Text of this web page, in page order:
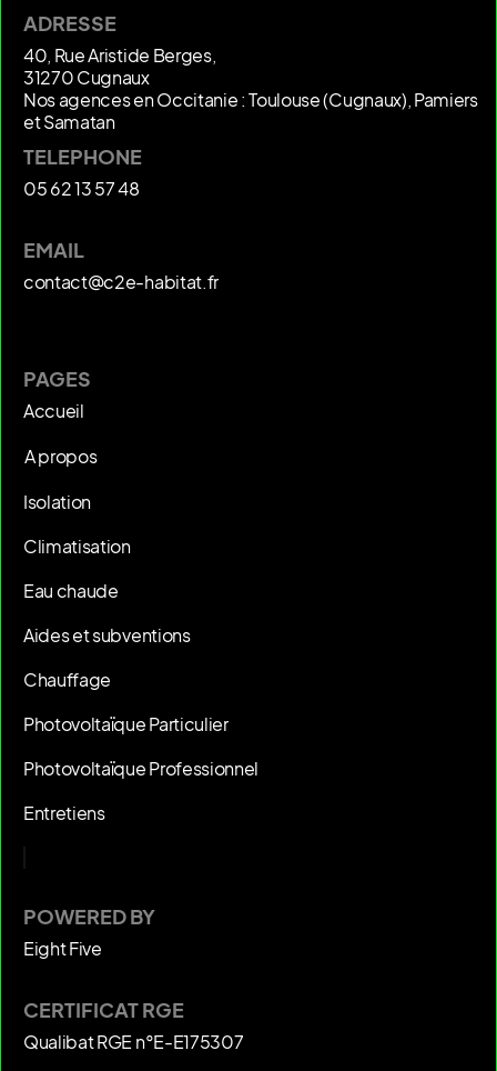
POWERED BY
Eight Five
CERTIFICAT RGE
Qualibat RGE n°E-E175307
PAGES
Accueil
A propos
Isolation
Climatisation
Eau chaude
Aides et subventions
Chauffage
Photovoltaïque Particulier
Photovoltaïque Professionnel
Entretiens
ADRESSE
40, Rue Aristide Berges,
31270 Cugnaux
Nos agences en Occitanie : Toulouse (Cugnaux), Pamiers
et Samatan
TELEPHONE
05 62 13 57 48
EMAIL
contact@c2e-habitat.fr